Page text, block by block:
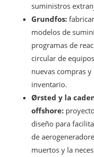
suministros
Grundfos:
modelos de
programas de
circular de
nuevas compras
inventario.
Ørsted y la
offshore:
diseño para
de
muertos y la